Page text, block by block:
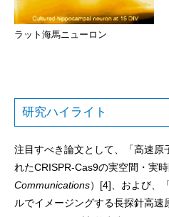
ラット海馬ニューロン
研究ハイライト
注目すべき論文として、「高速原
れたCRISPR-Cas9の実空間・実
Communications）[4]、および、
ルでイメージングする長探針高速